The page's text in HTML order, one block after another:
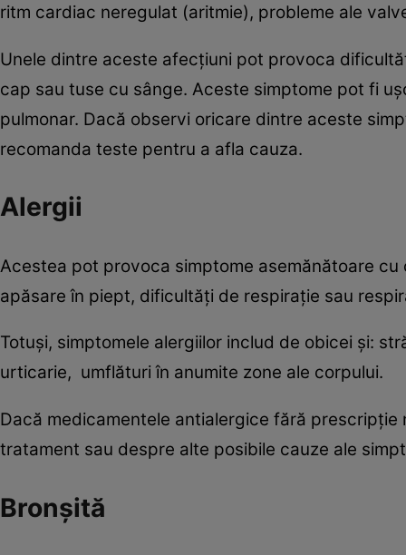
ritm cardiac neregulat (aritmie), probleme ale
Unele dintre aceste afecțiuni pot provoca
cap sau tuse cu sânge. Aceste simptome pot fi
pulmonar. Dacă observi oricare dintre aceste
recomanda teste pentru a afla cauza.
Alergii
Acestea pot provoca simptome asemănătoare
apăsare în piept, dificultăți de respirație sau
Totuși, simptomele alergiilor includ de obicei și:
urticarie, umflături în anumite zone ale corpului.
Dacă medicamentele antialergice fără
tratament sau despre alte posibile cauze ale
Bronșită